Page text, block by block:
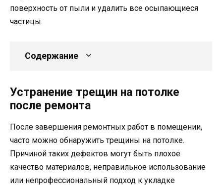
поверхность от пыли и удалить все осыпающиеся
частицы.
Содержание
Устранение трещин на потолке
после ремонта
После завершения ремонтных работ в помещении,
часто можно обнаружить трещины на потолке.
Причиной таких дефектов могут быть плохое
качество материалов, неправильное использование
или непрофессиональный подход к укладке